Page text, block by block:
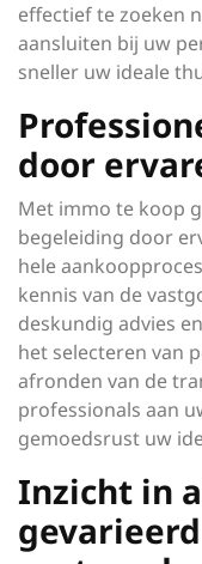
effectief te zoeken
aansluiten bij uw
sneller uw ideale
door
Met immo te koop
begeleiding door
hele
kennis van de
deskundig advies
het selecteren van
afronden van de
professionals aan
gemoedsrust uw
Inzicht in